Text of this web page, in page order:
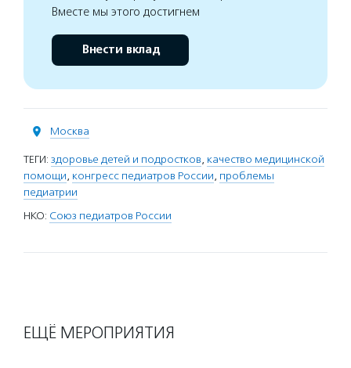
Вместе мы этого достигнем
Внести вклад
Москва
ТЕГИ: здоровье детей и подростков, качество медицинской
помощи, конгресс педиатров России, проблемы
педиатрии
НКО: Союз педиатров России
ЕЩЁ МЕРОПРИЯТИЯ